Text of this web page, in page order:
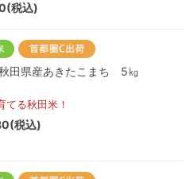
税込)
田県産あきたこまち 5㎏
てる秋田米！
税込)